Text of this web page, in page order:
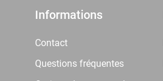
Informations
Contact
Questions fréquentes